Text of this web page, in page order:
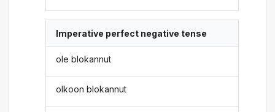
Imperative perfect negative tense
ole blokannut
olkoon blokannut